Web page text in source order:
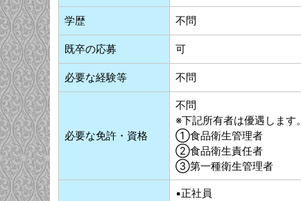
学歴 不問
既卒の応募 可
必要な経験等 不問
必要な免許・資格
不問
※下記所有者は優遇します。
①食品衛生管理者
②食品衛生責任者
③第一種衛生管理者
▪正社員